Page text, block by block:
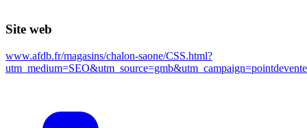
Site web
www.afdb.fr/magasins/chalon-saone/CSS.html?